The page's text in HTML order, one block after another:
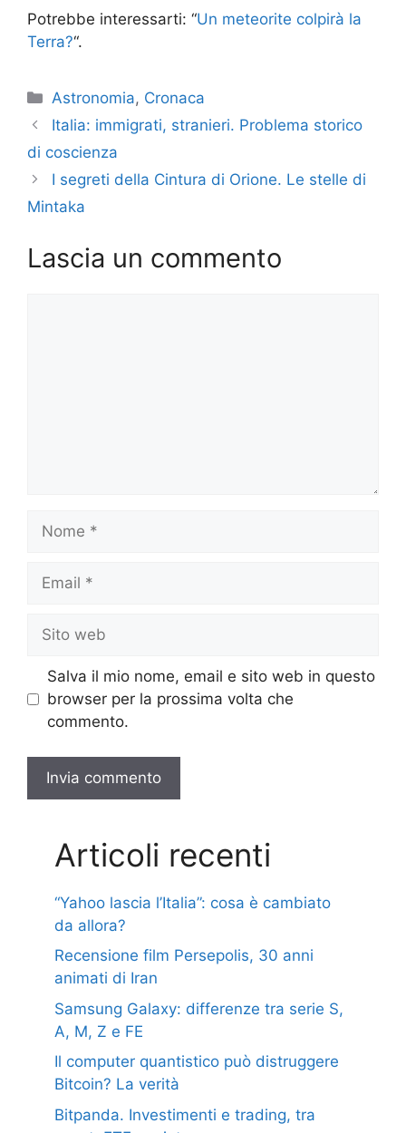
Potrebbe interessarti: “Un meteorite colpirà la
Terra?“.
Categorie
Astronomia, Cronaca
Italia: immigrati, stranieri. Problema storico
di coscienza
I segreti della Cintura di Orione. Le stelle di
Mintaka
Lascia un commento
Nome
Email
Sito
web
Salva il mio nome, email e sito web in questo
browser per la prossima volta che
commento.
Articoli recenti
“Yahoo lascia l’Italia”: cosa è cambiato
da allora?
Recensione film Persepolis, 30 anni
animati di Iran
Samsung Galaxy: differenze tra serie S,
A, M, Z e FE
Il computer quantistico può distruggere
Bitcoin? La verità
Bitpanda. Investimenti e trading, tra